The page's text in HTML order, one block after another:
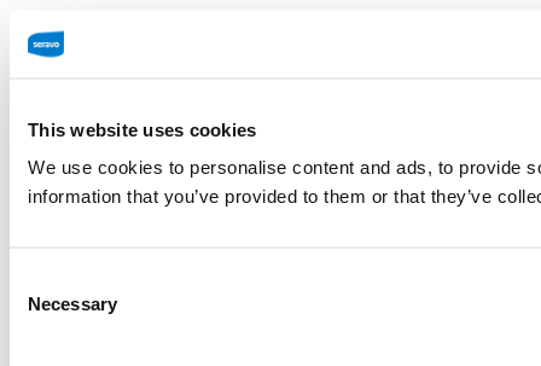
This website uses cookies
We use cookies to personalise content and ads, to provide
information that you’ve provided to them or that they’ve
Selection
Necessary